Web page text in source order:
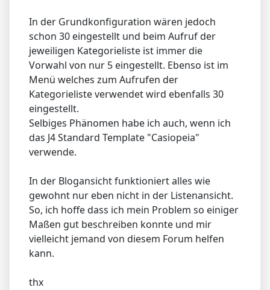
In der Grundkonfiguration wären jedoch
schon 30 eingestellt und beim Aufruf der
jeweiligen Kategorieliste ist immer die
Vorwahl von nur 5 eingestellt. Ebenso ist im
Menü welches zum Aufrufen der
Kategorieliste verwendet wird ebenfalls 30
eingestellt.
Selbiges Phänomen habe ich auch, wenn ich
das J4 Standard Template "Casiopeia"
verwende.
In der Blogansicht funktioniert alles wie
gewohnt nur eben nicht in der Listenansicht.
So, ich hoffe dass ich mein Problem so einiger
Maßen gut beschreiben konnte und mir
vielleicht jemand von diesem Forum helfen
kann.
thx